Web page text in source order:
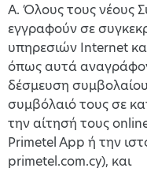
Α. Όλους τους νέους
εγγραφούν σε
υπηρεσιών Internet
όπως αυτά
δέσμευση
συμβόλαιό τους σε
την αίτησή τους
Primetel App ή την
primetel.com.cy), και